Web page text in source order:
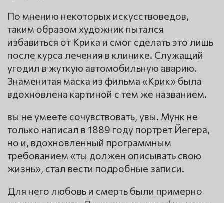
По мнению некоторых искусствоведов,
таким образом художник пытался
избавиться от Крика и смог сделать это лишь
после курса лечения в клинике. Служащий
угодил в жуткую автомобильную аварию.
Знаменитая маска из фильма «Крик» была
вдохновлена картиной с тем же названием.
вы не умеете сочувствовать, увы. Мунк не
только написал в 1889 году портрет Йегера,
но и, вдохновленный программным
требованием «ты должен описывать свою
жизнь», стал вести подробные записи.
Для него любовь и смерть были примерно